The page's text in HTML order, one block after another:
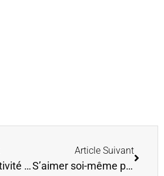
Utiliser sa créativité pour rester centrée
Article Suivant
S’aimer soi-même pour mieux aimer les autres